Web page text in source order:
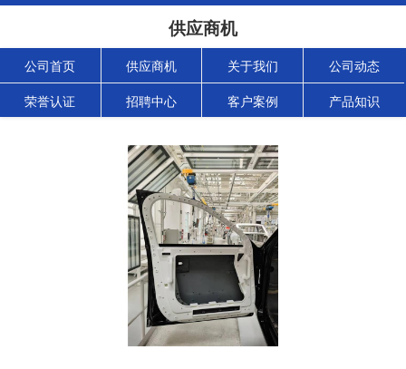
供应商机
公司首页 供应商机 关于我们 公司动态
荣誉认证 招聘中心 客户案例 产品知识